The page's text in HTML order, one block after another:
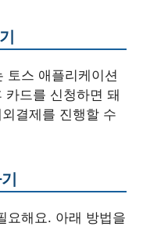
토스 애플리케이션
카드를 신청하면 돼
결제를 진행할 수
요해요. 아래 방법을